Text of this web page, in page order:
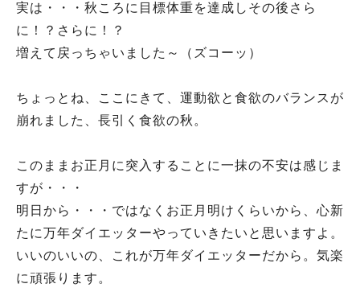
実は・・・秋ころに目標体重を達成しその後さら
に！？さらに！？
増えて戻っちゃいました～（ズコーッ）
ちょっとね、ここにきて、運動欲と食欲のバランスが
崩れました、長引く食欲の秋。
このままお正月に突入することに一抹の不安は感じま
すが・・・
明日から・・・ではなくお正月明けくらいから、心新
たに万年ダイエッターやっていきたいと思いますよ。
いいのいいの、これが万年ダイエッターだから。気楽
に頑張ります。